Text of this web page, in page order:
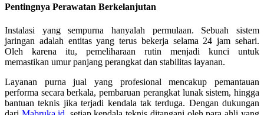
Pentingnya Perawatan Berkelanjutan
Instalasi yang sempurna hanyalah permulaan. Sebuah sistem
jaringan adalah entitas yang terus bekerja selama 24 jam sehari.
Oleh karena itu, pemeliharaan rutin menjadi kunci untuk
memastikan umur panjang perangkat dan stabilitas layanan.
Layanan purna jual yang profesional mencakup pemantauan
performa secara berkala, pembaruan perangkat lunak sistem, hingga
bantuan teknis jika terjadi kendala tak terduga. Dengan dukungan